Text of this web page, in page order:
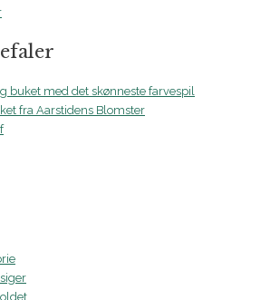
buket med det skønneste farvespil